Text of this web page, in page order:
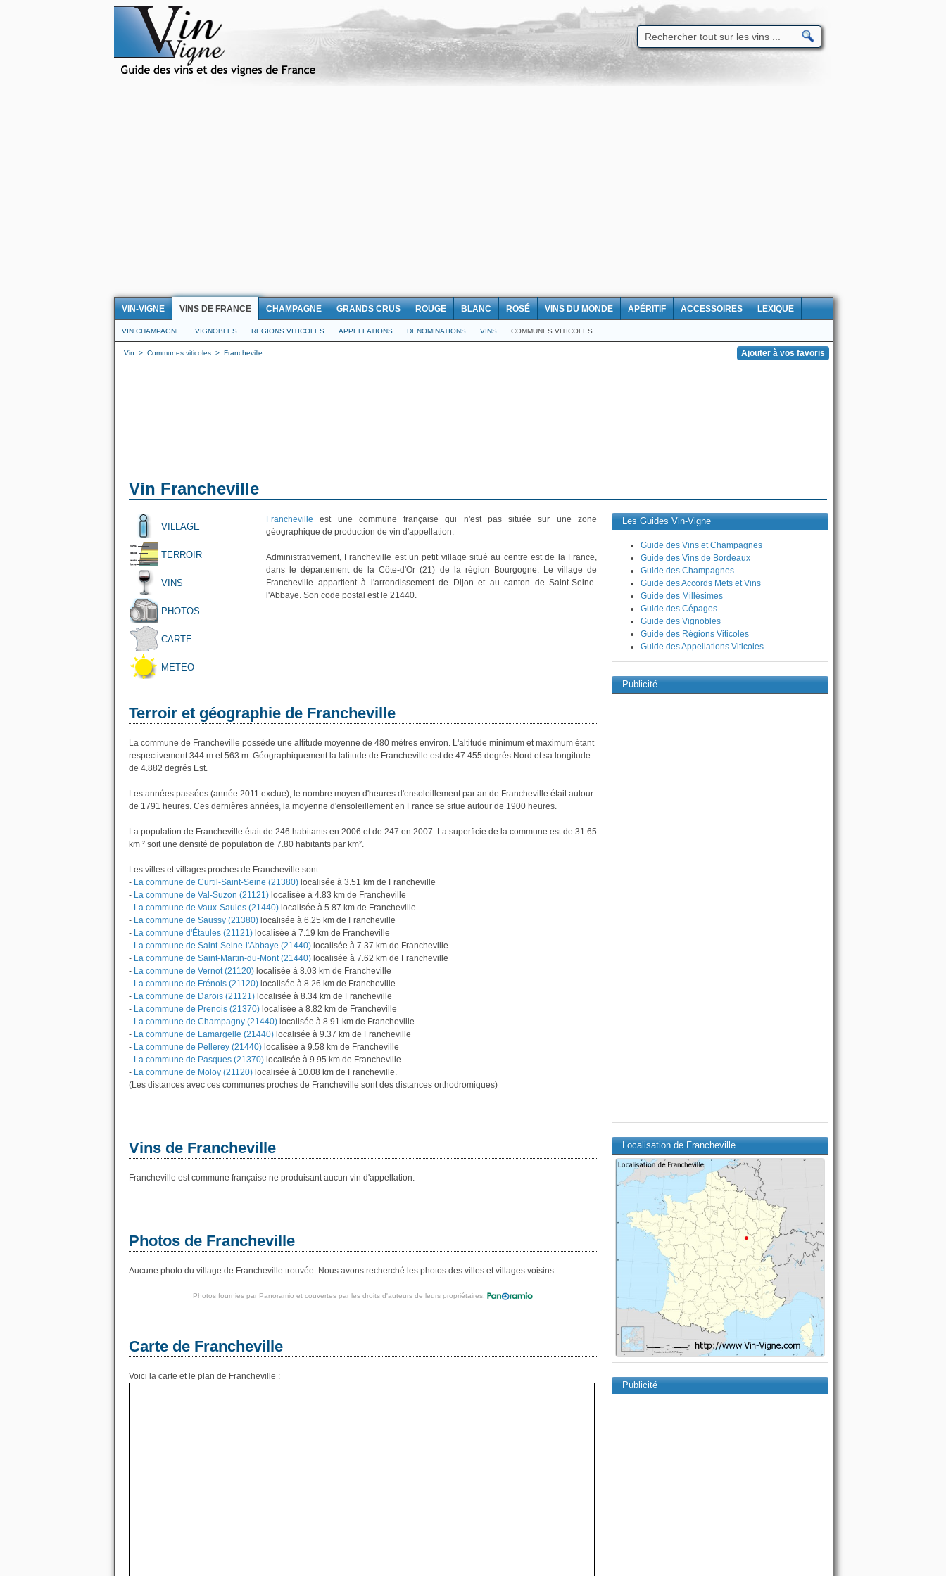
VIN-VIGNE VINS DE FRANCE CHAMPAGNE GRANDS CRUS ROUGE BLANC ROSÉ VINS DU MONDE APÉRITIF ACCESSOIRES LEXIQUE
VIN CHAMPAGNE VIGNOBLES REGIONS VITICOLES APPELLATIONS DENOMINATIONS VINS COMMUNES VITICOLES
Vin > Communes viticoles > Francheville
Vin Francheville
VILLAGE
TERROIR
VINS
PHOTOS
CARTE
METEO
Francheville est une commune française qui n'est pas située sur une zone
géographique de production de vin d'appellation.
Administrativement, Francheville est un petit village situé au centre est de la France,
dans le département de la Côte-d'Or (21) de la région Bourgogne. Le village de
Francheville appartient à l'arrondissement de Dijon et au canton de Saint-Seine-
l'Abbaye. Son code postal est le 21440.
Terroir et géographie de Francheville
La commune de Francheville possède une altitude moyenne de 480 mètres environ. L'altitude minimum et maximum étant
respectivement 344 m et 563 m. Géographiquement la latitude de Francheville est de 47.455 degrés Nord et sa longitude
de 4.882 degrés Est.
Les années passées (année 2011 exclue), le nombre moyen d'heures d'ensoleillement par an de Francheville était autour
de 1791 heures. Ces dernières années, la moyenne d'ensoleillement en France se situe autour de 1900 heures.
La population de Francheville était de 246 habitants en 2006 et de 247 en 2007. La superficie de la commune est de 31.65
km ² soit une densité de population de 7.80 habitants par km².
Les villes et villages proches de Francheville sont :
- La commune de Curtil-Saint-Seine (21380) localisée à 3.51 km de Francheville
- La commune de Val-Suzon (21121) localisée à 4.83 km de Francheville
- La commune de Vaux-Saules (21440) localisée à 5.87 km de Francheville
- La commune de Saussy (21380) localisée à 6.25 km de Francheville
- La commune d'Étaules (21121) localisée à 7.19 km de Francheville
- La commune de Saint-Seine-l'Abbaye (21440) localisée à 7.37 km de Francheville
- La commune de Saint-Martin-du-Mont (21440) localisée à 7.62 km de Francheville
- La commune de Vernot (21120) localisée à 8.03 km de Francheville
- La commune de Frénois (21120) localisée à 8.26 km de Francheville
- La commune de Darois (21121) localisée à 8.34 km de Francheville
- La commune de Prenois (21370) localisée à 8.82 km de Francheville
- La commune de Champagny (21440) localisée à 8.91 km de Francheville
- La commune de Lamargelle (21440) localisée à 9.37 km de Francheville
- La commune de Pellerey (21440) localisée à 9.58 km de Francheville
- La commune de Pasques (21370) localisée à 9.95 km de Francheville
- La commune de Moloy (21120) localisée à 10.08 km de Francheville.
(Les distances avec ces communes proches de Francheville sont des distances orthodromiques)
Vins de Francheville
Francheville est commune française ne produisant aucun vin d'appellation.
Photos de Francheville
Aucune photo du village de Francheville trouvée. Nous avons recherché les photos des villes et villages voisins.
Photos fournies par Panoramio et couvertes par les droits d'auteurs de leurs propriétaires.
Carte de Francheville
Voici la carte et le plan de Francheville :
Les Guides Vin-Vigne
Guide des Vins et Champagnes
Guide des Vins de Bordeaux
Guide des Champagnes
Guide des Accords Mets et Vins
Guide des Millésimes
Guide des Cépages
Guide des Vignobles
Guide des Régions Viticoles
Guide des Appellations Viticoles
Publicité
Localisation de Francheville
Publicité